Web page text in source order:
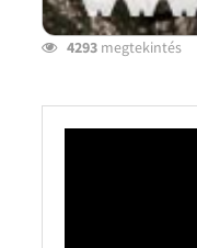
4293 megtekintés